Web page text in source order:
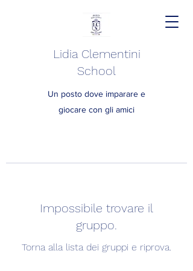
Lidia Clementini
School
Un posto dove imparare e
giocare con gli amici
Impossibile trovare il
gruppo.
Torna alla lista dei gruppi e riprova.